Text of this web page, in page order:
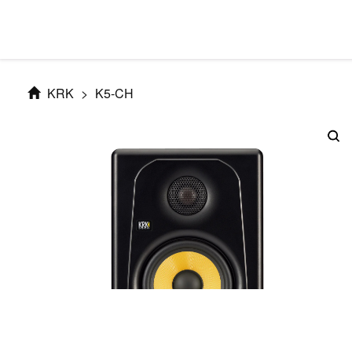
KRK > K5-CH